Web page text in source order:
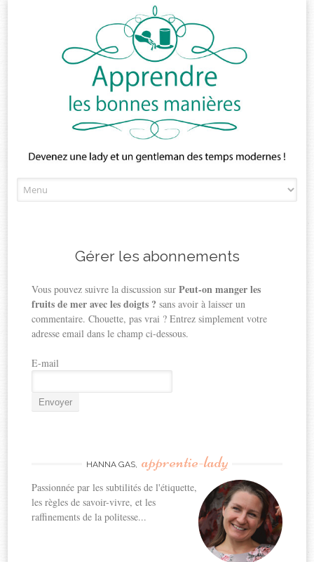
to
Gérer les abonnements
Vous pouvez suivre la discussion surPeut-on manger les
fruits de mer avec les doigts ? sans avoir à laisser un
commentaire. Chouette, pas vrai ? Entrez simplement votre
adresse email dans le champ ci-dessous.
E-mail
HANNA GAS, apprentie-lady
Passionnée par les subtilités de l'étiquette,
les règles de savoir-vivre, et les
raffinements de la politesse...